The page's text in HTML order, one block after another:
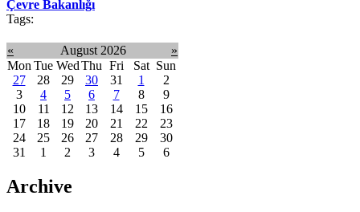
Çevre Bakanlığı
Tags:
« August 2026
»
Mon Tue WedThu Fri Sat Sun
27
28 29 30 31 1
2
3
4 5 6 7 8
9
10
11 12 13 14 15
16
17
18 19 20 21 22
23
24
25 26 27 28 29
30
31
1 2 3 4 5 6
Archive